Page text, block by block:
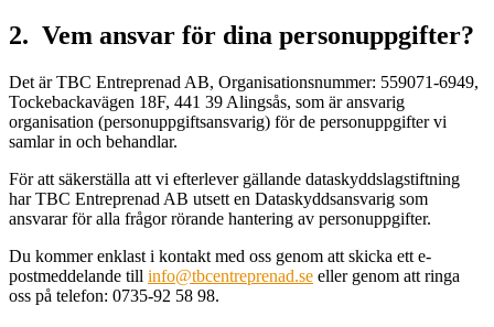
2. Vem ansvar för dina personuppgifter?
Det är TBC Entreprenad AB, Organisationsnummer: 559071-6949,
Tockebackavägen 18F, 441 39 Alingsås, som är ansvarig
organisation (personuppgiftsansvarig) för de personuppgifter vi
samlar in och behandlar.
För att säkerställa att vi efterlever gällande dataskyddslagstiftning
har TBC Entreprenad AB utsett en Dataskyddsansvarig som
ansvarar för alla frågor rörande hantering av personuppgifter.
Du kommer enklast i kontakt med oss genom att skicka ett e-
postmeddelande till info@tbcentreprenad.se eller genom att ringa
oss på telefon: 0735-92 58 98.